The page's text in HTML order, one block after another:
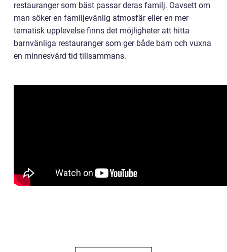
restauranger som bäst passar deras familj. Oavsett om
man söker en familjevänlig atmosfär eller en mer
tematisk upplevelse finns det möjligheter att hitta
barnvänliga restauranger som ger både barn och vuxna
en minnesvärd tid tillsammans.